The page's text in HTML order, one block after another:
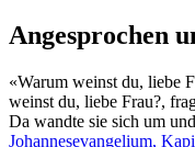
Angesprochen
«Warum weinst du, liebe
weinst du, liebe Frau?,
Da wandte sie sich um
Johannesevangelium,